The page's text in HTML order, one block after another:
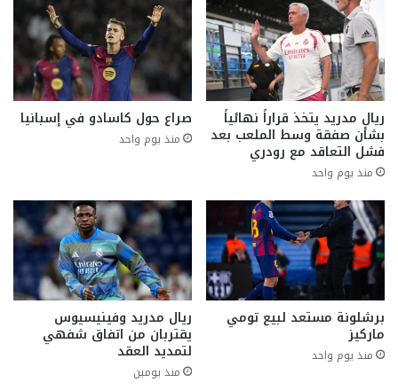
ريال مدريد يتخذ قراراً نهائياً
بشأن صفقة وسط الملعب بعد
فشل التعاقد مع رودري
منذ يوم واحد
صراع حول كاسادو في إسبانيا
منذ يوم واحد
برشلونة مستعد لبيع تومي
ماركيز
منذ يوم واحد
ريال مدريد وفينيسيوس
يقتربان من اتفاق شفهي
لتمديد العقد
منذ يومين